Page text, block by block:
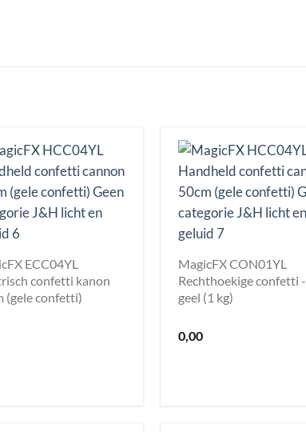
ECC04YL
confetti kanon
(gele confetti)
MagicFX CON01YL
Rechthoekige confetti -
geel (1 kg)
0,00